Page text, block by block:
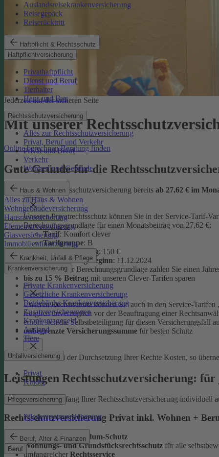
Auslandsreisekrankenversicherung
Reisegepäck
Reiserücktritt
Haftpflicht & Rechtsschutz
Haftpflichtversicherung
Privathaftpflicht
Dienst und Beruf
Tierhalter
Haus und Bau
Rechtsschutzversicherung
Alles zur Rechtsschutzversicherung
Privat, Beruf und Verkehr
Privat und Beruf
Verkehr
Wohnen und Gebäude
Haus & Wohnen
Alles zu Haus & Wohnen
Wohngebäudeversicherung
Hausratversicherung
Elementarversicherung
Glasversicherung
Immobilienfinanzierung
Krankheit, Unfall & Pflege
Krankenversicherung
Private Krankenversicherung
Gesetzliche Krankenversicherung
Betriebliche Krankenversicherung
Zusatzversicherungen
Krankentagegeld
Ausland
Tiere
Unfallversicherung
Privat
Kinder
Pflegeversicherung
Pflegezusatzversicherung
Beruf, Alter & Finanzen
Beruf
Jederzeit auf der sicheren Seite
Mit unserer
Online berechnen Beratung finden
Gute Gründe für die
günstige Rechtsschutzversicherung bereits ab 27,62 € im
Unseren Privatrechtsschutz können Sie in der Service-Tarif-
Berechnungsgrundlage für einen Monatsbeitrag von 27,62 €:
Tarif: Komfort clever
Tarifgruppe: B
Selbstbeteiligung: 150 €
Versicherungsbeginn: 11.12.2024
Auf Basis dieser Berechnungsgrundlage zahlen Sie einen
bis zu 15 % Beitrag mit unseren Clever-Tarifen sparen
Unseren Rechtsschutz können Sie auch in den Service-
lediglich unverzüglich vor der Beauftragung einer
erhöht sich die Selbstbeteiligung für diesen Versicherungsfall
unbegrenzte Versicherungssumme für besten Schutz
Entstehen bei der Durchsetzung Ihrer Rechte Kosten, so
Leistungen Rechtsschutzversicherung:
Sie können den Umfang Ihrer Rechtsschutzversicherung
Rechtsschutzversicherung Privat inkl. Wohnen +
leistungsstarkerRundum-Schutz
Wohnungs- und Grundstücksrechtsschutz für alle
umfangreicher Rechtsservice